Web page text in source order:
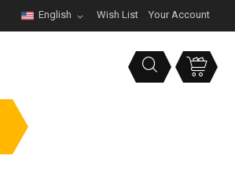
Wish List Your Account
English